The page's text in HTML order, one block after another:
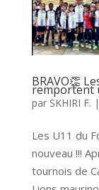
BRAVO👏
remportent
par SKHIRI F. |
Les U11 du
nouveau !!!
tournois de